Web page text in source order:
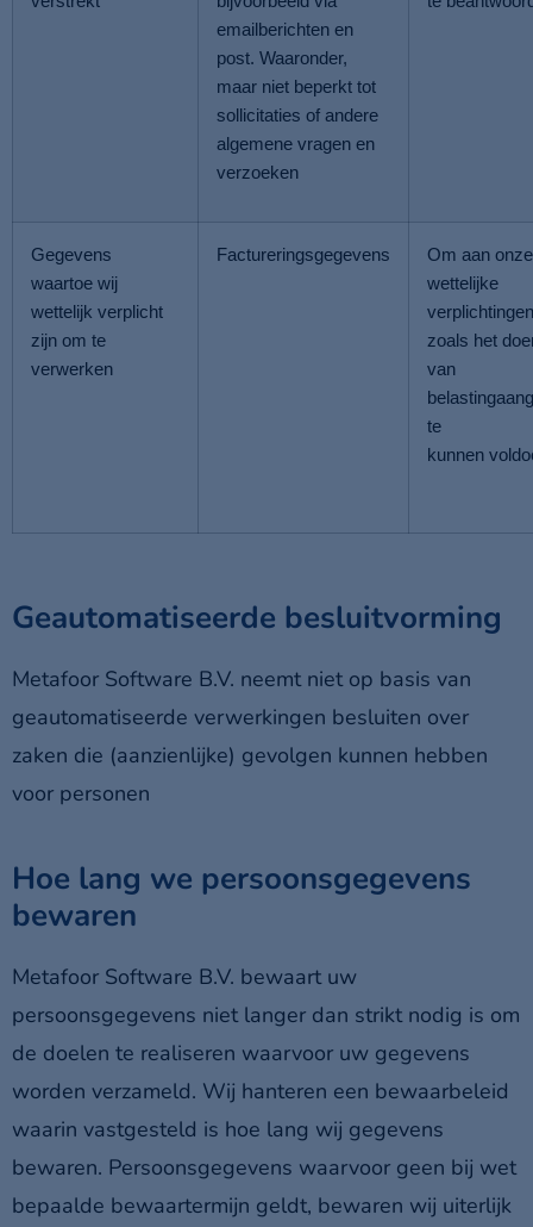
emailberichten en
post. Waaronder,
maar niet beperkt tot
sollicitaties of andere
algemene vragen en
verzoeken
Gegevens
waartoe wij
wettelijk verplicht
zijn om te
verwerken
Factureringsgegevens
Om aan onze
wettelijke
zoals het
van
te
kunnen
Geautomatiseerde besluitvorming
Metafoor Software B.V. neemt niet op basis van
geautomatiseerde verwerkingen besluiten over
zaken die (aanzienlijke) gevolgen kunnen hebben
voor personen
Hoe lang we persoonsgegevens
bewaren
Metafoor Software B.V. bewaart uw
persoonsgegevens niet langer dan strikt nodig is om
de doelen te realiseren waarvoor uw gegevens
worden verzameld. Wij hanteren een bewaarbeleid
waarin vastgesteld is hoe lang wij gegevens
bewaren. Persoonsgegevens waarvoor geen bij wet
bepaalde bewaartermijn geldt, bewaren wij uiterlijk